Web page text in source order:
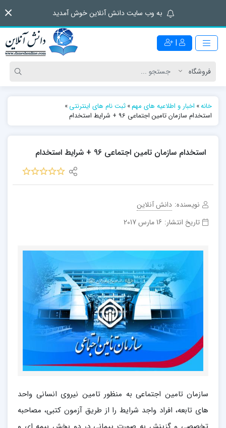
به وب سایت دانش آنلاین خوش آمدید
|
خانه» اخبار و اطلاعیه های مهم»ثبت نام های اینترنتی»
استخدام سازمان تامین اجتماعی 96 + شرایط استخدام
استخدام سازمان تامین اجتماعی 96 + شرایط استخدام
نویسنده: دانش آنلاین
تاریخ انتشار: 16 مارس 2017
سازمان تامین اجتماعی به منظور تامین نیروی انسانی واحد
های تابعه، افراد واجد شرایط را از طریق آزمون کتبی، مصاحبه